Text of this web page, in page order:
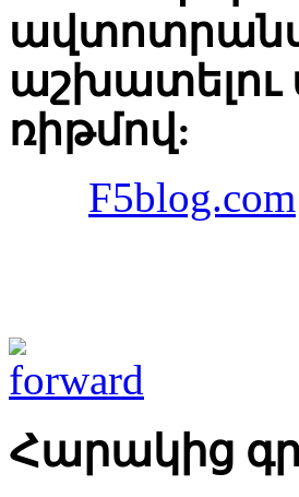
աշխատելու
ռիթմով:
F5blog.com
Հարակից